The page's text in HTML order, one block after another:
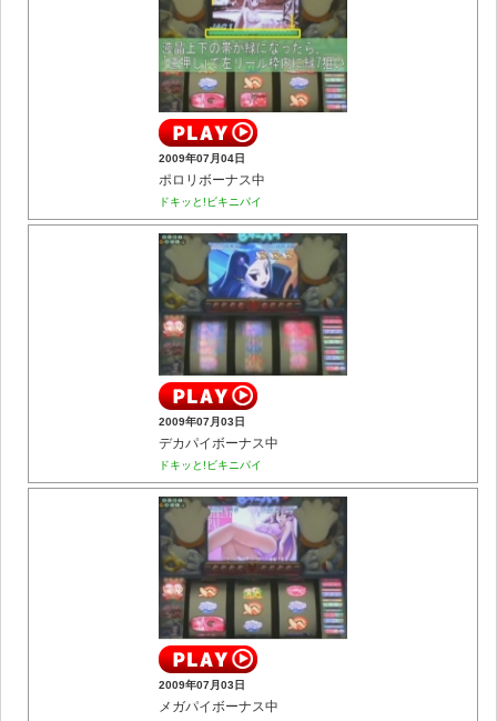
2009年07月04日
ポロリボーナス中
ドキッと!ビキニパイ
2009年07月03日
デカパイボーナス中
ドキッと!ビキニパイ
2009年07月03日
メガパイボーナス中